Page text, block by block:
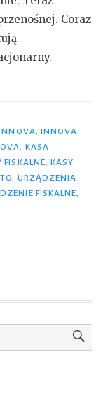
Coraz
, INNOVA
, KASA
FISKALNE,KASY
, URZĄDZENIA
FISKALNE,